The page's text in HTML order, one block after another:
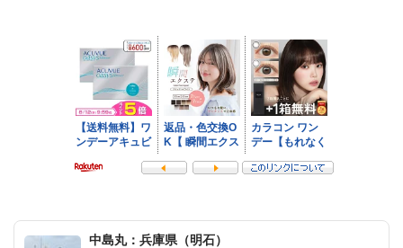
中島丸：兵庫県（明石）